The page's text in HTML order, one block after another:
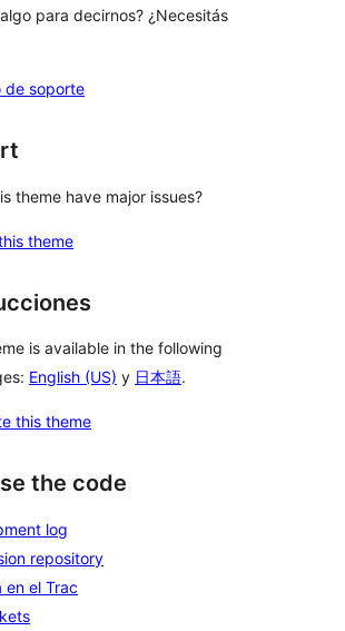
para decirnos? ¿Necesitás
de soporte
theme have major issues?
theme
is available in the following
English (US) y 日本語.
this theme
the code
log
repository
en el Trac